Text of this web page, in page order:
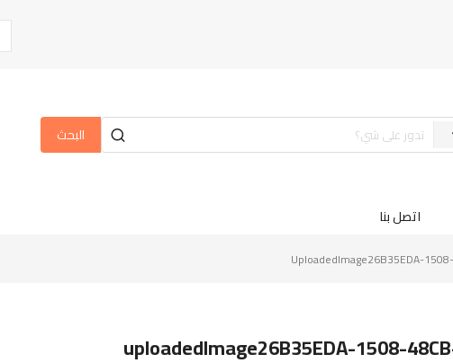
البحث
اتصل بنا
UploadedImage26B35EDA-
uploadedImage26B35EDA-1508-